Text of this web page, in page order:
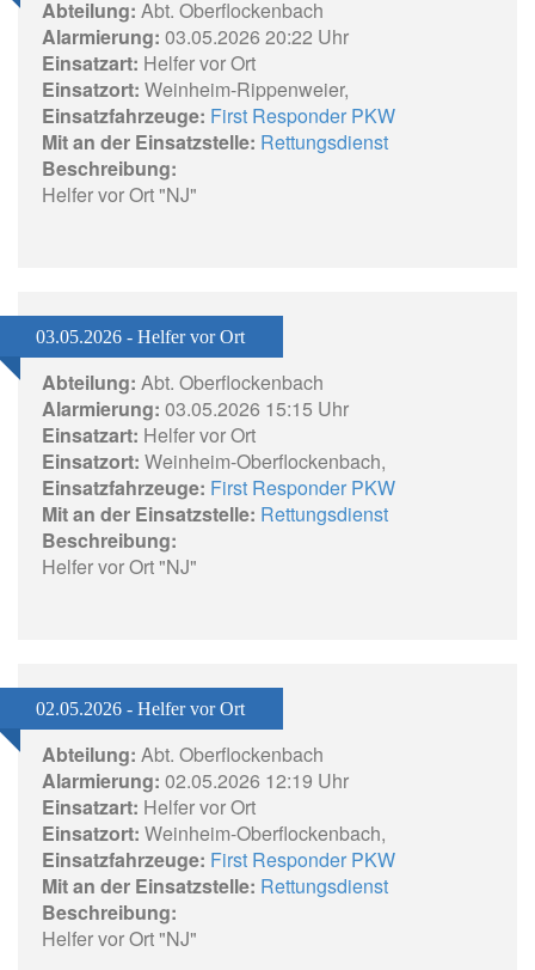
Abteilung: Abt. Oberflockenbach
Alarmierung: 03.05.2026 20:22 Uhr
Einsatzart: Helfer vor Ort
Einsatzort: Weinheim-Rippenweier,
Einsatzfahrzeuge: First Responder PKW
Mit an der Einsatzstelle: Rettungsdienst
Beschreibung:
Helfer vor Ort "NJ"
03.05.2026 - Helfer vor Ort
Abteilung: Abt. Oberflockenbach
Alarmierung: 03.05.2026 15:15 Uhr
Einsatzart: Helfer vor Ort
Einsatzort: Weinheim-Oberflockenbach,
Einsatzfahrzeuge: First Responder PKW
Mit an der Einsatzstelle: Rettungsdienst
Beschreibung:
Helfer vor Ort "NJ"
02.05.2026 - Helfer vor Ort
Abteilung: Abt. Oberflockenbach
Alarmierung: 02.05.2026 12:19 Uhr
Einsatzart: Helfer vor Ort
Einsatzort: Weinheim-Oberflockenbach,
Einsatzfahrzeuge: First Responder PKW
Mit an der Einsatzstelle: Rettungsdienst
Beschreibung:
Helfer vor Ort "NJ"